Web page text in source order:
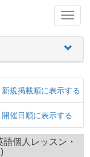
新規掲載順に表示する
開催日順に表示する
個人レッスン・